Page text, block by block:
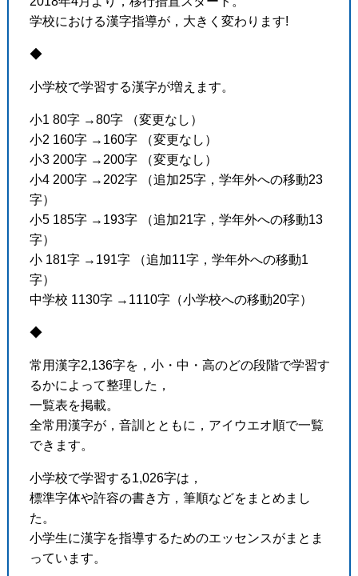
学校における漢字指導が，大きく変わります!
◆
小学校で学習する漢字が増えます。
小1 80字 →80字 （変更なし）
小2 160字 →160字 （変更なし）
小3 200字 →200字 （変更なし）
小4 200字 →202字 （追加25字，学年外への移動23
字）
小5 185字 →193字 （追加21字，学年外への移動13
字）
小 181字 →191字 （追加11字，学年外への移動1
字）
中学校 1130字 →1110字（小学校への移動20字）
◆
常用漢字2,136字を，小・中・高のどの段階で学習す
るかによって整理した，
一覧表を掲載。
全常用漢字が，音訓とともに，アイウエオ順で一覧
できます。
小学校で学習する1,026字は，
標準字体や許容の書き方，筆順などをまとめまし
た。
小学生に漢字を指導するためのエッセンスがまとま
っています。